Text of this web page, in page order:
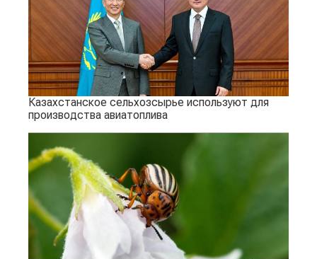
Казахстанское сельхозсырье используют для
производства авиатоплива